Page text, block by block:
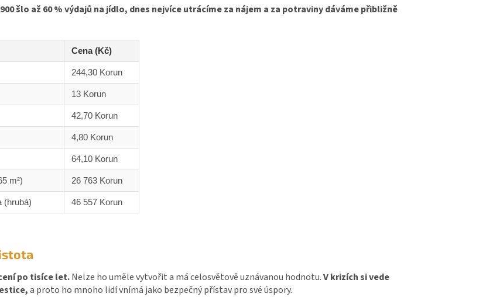
šlo až 60 % výdajů na jídlo, dnes nejvíce utrácíme za nájem a za potraviny dáváme přibližně
Cena (Kč)
244,30 Korun
13 Korun
42,70 Korun
4,80 Korun
64,10 Korun
m²) 26 763 Korun
(hrubá) 46 557 Korun
po tisíce let.Nelze ho uměle vytvořit a má celosvětově uznávanou hodnotu.V krizích si vede
a proto ho mnoho lidí vnímá jako bezpečný přístav pro své úspory.